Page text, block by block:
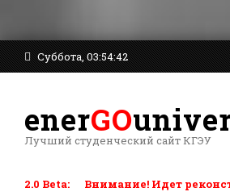
Суббота, 03:54:42
enerGO
Лучший студенческий сайт КГЭУ
2.0 Beta: Внимание! Идет